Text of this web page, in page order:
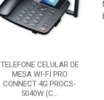
TELEFONE CELULAR DE
MESA WI-FI PRO
CONNECT 4G PROCS-
5040W (C...